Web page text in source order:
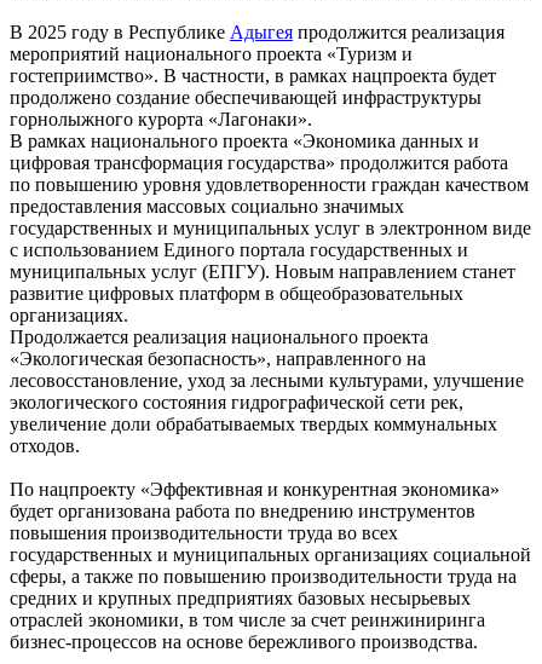
В 2025 году в Республике Адыгея продолжится реализация
мероприятий национального проекта «Туризм и
гостеприимство». В частности, в рамках нацпроекта будет
продолжено создание обеспечивающей инфраструктуры
горнолыжного курорта «Лагонаки».
В рамках национального проекта «Экономика данных и
цифровая трансформация государства» продолжится работа
по повышению уровня удовлетворенности граждан качеством
предоставления массовых социально значимых
государственных и муниципальных услуг в электронном виде
с использованием Единого портала государственных и
муниципальных услуг (ЕПГУ). Новым направлением станет
развитие цифровых платформ в общеобразовательных
организациях.
Продолжается реализация национального проекта
«Экологическая безопасность», направленного на
лесовосстановление, уход за лесными культурами, улучшение
экологического состояния гидрографической сети рек,
увеличение доли обрабатываемых твердых коммунальных
отходов.
По нацпроекту «Эффективная и конкурентная экономика»
будет организована работа по внедрению инструментов
повышения производительности труда во всех
государственных и муниципальных организациях социальной
сферы, а также по повышению производительности труда на
средних и крупных предприятиях базовых несырьевых
отраслей экономики, в том числе за счет реинжиниринга
бизнес-процессов на основе бережливого производства.